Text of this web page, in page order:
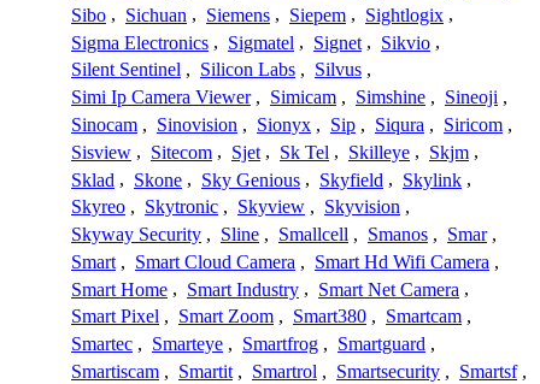
Sibo , Sichuan , Siemens , Siepem , Sightlogix ,
Sigma Electronics , Sigmatel , Signet , Sikvio ,
Silent Sentinel , Silicon Labs , Silvus ,
Simi Ip Camera Viewer , Simicam , Simshine , Sineoji ,
Sinocam , Sinovision , Sionyx , Sip , Siqura , Siricom ,
Sisview , Sitecom , Sjet , Sk Tel , Skilleye , Skjm ,
Sklad , Skone , Sky Genious , Skyfield , Skylink ,
Skyreo , Skytronic , Skyview , Skyvision ,
Skyway Security , Sline , Smallcell , Smanos , Smar ,
Smart , Smart Cloud Camera , Smart Hd Wifi Camera ,
Smart Home , Smart Industry , Smart Net Camera ,
Smart Pixel , Smart Zoom , Smart380 , Smartcam ,
Smartec , Smarteye , Smartfrog , Smartguard ,
Smartiscam , Smartit , Smartrol , Smartsecurity , Smartsf ,